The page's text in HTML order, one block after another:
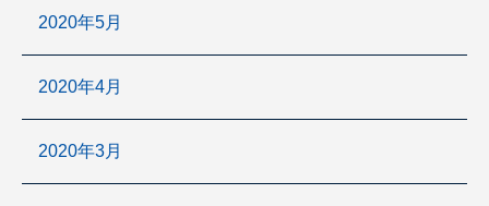
2020年5月
2020年4月
2020年3月